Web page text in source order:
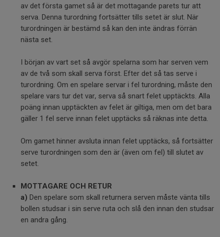
av det första gamet så är det mottagande parets tur att
serva. Denna turordning fortsätter tills setet är slut. När
turordningen är bestämd så kan den inte ändras förrän
nästa set.
I början av vart set så avgör spelarna som har serven vem
av de två som skall serva först. Efter det så tas serve i
turordning. Om en spelare servar i fel turordning, måste den
spelare vars tur det var, serva så snart felet upptäckts. Alla
poäng innan upptäckten av felet är giltiga, men om det bara
gäller 1 fel serve innan felet upptäcks så räknas inte detta.
Om gamet hinner avsluta innan felet upptäcks, så fortsätter
serve turordningen som den är (även om fel) till slutet av
setet.
MOTTAGARE OCH RETUR
a) Den spelare som skall returnera serven måste vänta tills
bollen studsar i sin serve ruta och slå den innan den studsar
en andra gång.